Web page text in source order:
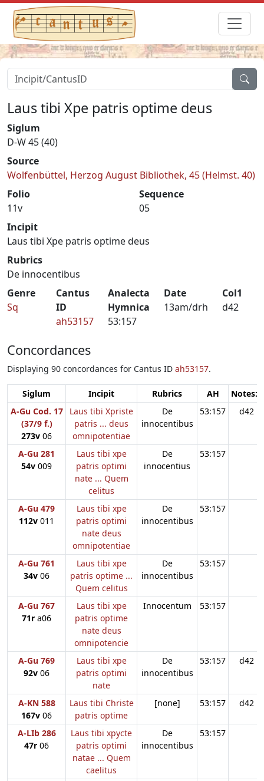
Laus tibi Xpe patris optime deus
Siglum
D-W 45 (40)
Source
Wolfenbüttel, Herzog August Bibliothek, 45 (Helmst. 40)
Folio
11v
Sequence
05
Incipit
Laus tibi Xpe patris optime deus
Rubrics
De innocentibus
Genre
Sq
Cantus
ID
ah53157
Analecta
Hymnica
53:157
Date
13am/drh
Col1
d42
Concordances
Displaying 90 concordances for Cantus ID ah53157.
Siglum Incipit Rubrics AH
Notes:1
A-Gu Cod. 17
(37/9 f.)
273v 06
Laus tibi Xpriste
patris ... deus
omnipotentiae
De
innocentibus
53:157 d42
A-Gu 281
54v 009
Laus tibi xpe
patris optimi
nate ... Quem
celitus
De
innocentius
53:157
A-Gu 479
112v 011
Laus tibi xpe
patris optimi
nate deus
omnipotentiae
De
innocentibus
53:157
A-Gu 761
34v 06
Laus tibi xpe
patris optime ...
Quem celitus
De
innocentibus
53:157
A-Gu 767
71r a06
Laus tibi xpe
patris optime
nate deus
omnipotencie
Innocentum 53:157
A-Gu 769
92v 06
Laus tibi xpe
patris optimi
nate
De
innocentibus
53:157 d42
A-KN 588
167v 06
Laus tibi Christe
patris optime
[none] 53:157 d42
A-LIb 286
47r 06
Laus tibi xpycte
patris optimi
natae ... Quem
caelitus
De
innocentibus
53:157